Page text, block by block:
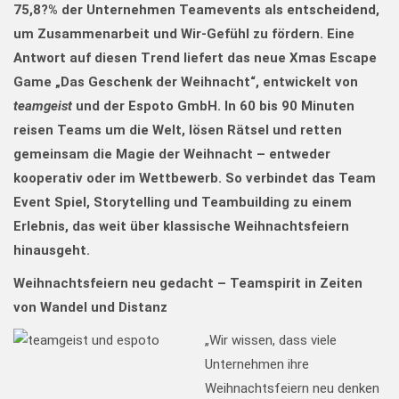
75,8?% der Unternehmen Teamevents als entscheidend,
um Zusammenarbeit und Wir-Gefühl zu fördern. Eine
Antwort auf diesen Trend liefert das neue Xmas Escape
Game „Das Geschenk der Weihnacht“, entwickelt von
teamgeist und der Espoto GmbH. In 60 bis 90 Minuten
reisen Teams um die Welt, lösen Rätsel und retten
gemeinsam die Magie der Weihnacht – entweder
kooperativ oder im Wettbewerb. So verbindet das Team
Event Spiel, Storytelling und Teambuilding zu einem
Erlebnis, das weit über klassische Weihnachtsfeiern
hinausgeht.
Weihnachtsfeiern neu gedacht – Teamspirit in Zeiten
von Wandel und Distanz
„Wir wissen, dass viele
Unternehmen ihre
Weihnachtsfeiern neu denken